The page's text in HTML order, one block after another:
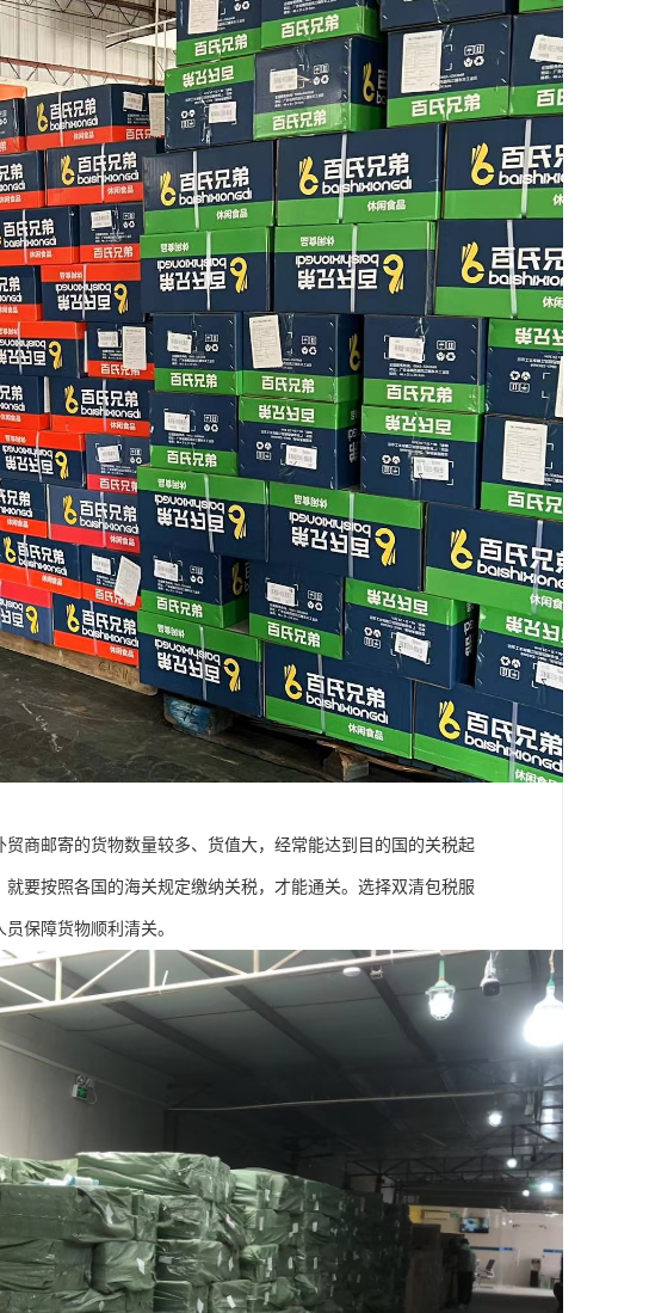
商邮寄的货物数量较多、货值大，经常能达到目的国的关税起
要按照各国的海关规定缴纳关税，才能通关。选择双清包税服
保障货物顺利清关。